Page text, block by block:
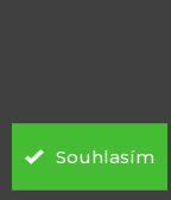
Souhlasím